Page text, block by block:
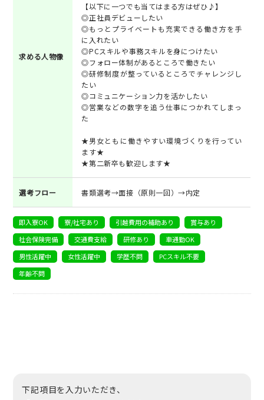
求める人物像
【以下に一つでも当てはまる方はぜひ♪】
◎正社員デビューしたい
◎もっとプライベートも充実できる働き方を手
に入れたい
◎PCスキルや事務スキルを身につけたい
◎フォロー体制があるところで働きたい
◎研修制度が整っているところでチャレンジし
たい
◎コミュニケーション力を活かしたい
◎営業などの数字を追う仕事につかれてしまっ
た
★男女ともに働きやすい環境づくりを行ってい
ます★
★第二新卒も歓迎します★
選考フロー 書類選考→面接（原則一回）→内定
即入寮OK 寮/社宅あり 引越費用の補助あり
賞与あり
社会保険完備
交通費支給 研修あり
車通勤OK
男性活躍中
女性活躍中 学歴不問
PCスキル不要
年齢不問
下記項目を入力いただき、